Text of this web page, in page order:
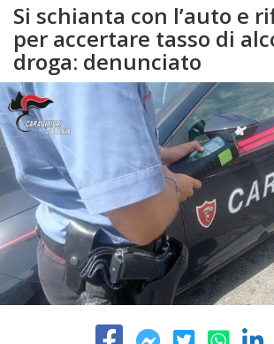
Si schianta con l’auto e
per accertare tasso di
droga: denunciato